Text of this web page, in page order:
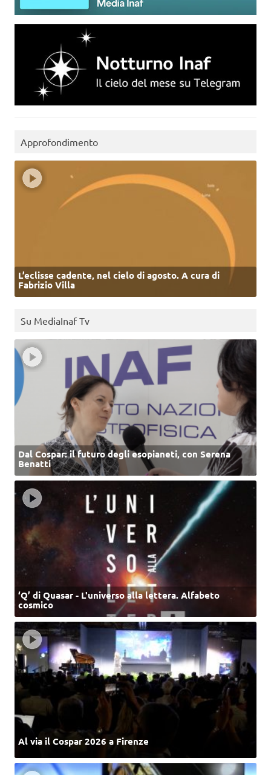
Approfondimento
L’eclisse cadente, nel cielo di agosto. A cura di
Fabrizio Villa
Su MediaInaf Tv
Dal Cospar: il futuro degli esopianeti, con Serena
Benatti
‘Q’ di Quasar - L'universo alla lettera. Alfabeto
cosmico
Al via il Cospar 2026 a Firenze